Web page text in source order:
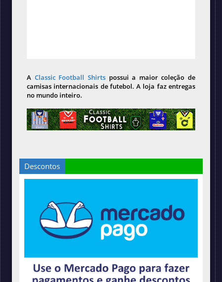
A Classic Football Shirts possui a maior coleção de
camisas internacionais de futebol. A loja faz entregas
no mundo inteiro.
Descontos